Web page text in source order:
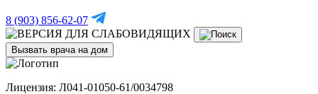
8 (903) 856-62-07
Вызвать врача на дом
Лицензия: Л041-01050-61/0034798